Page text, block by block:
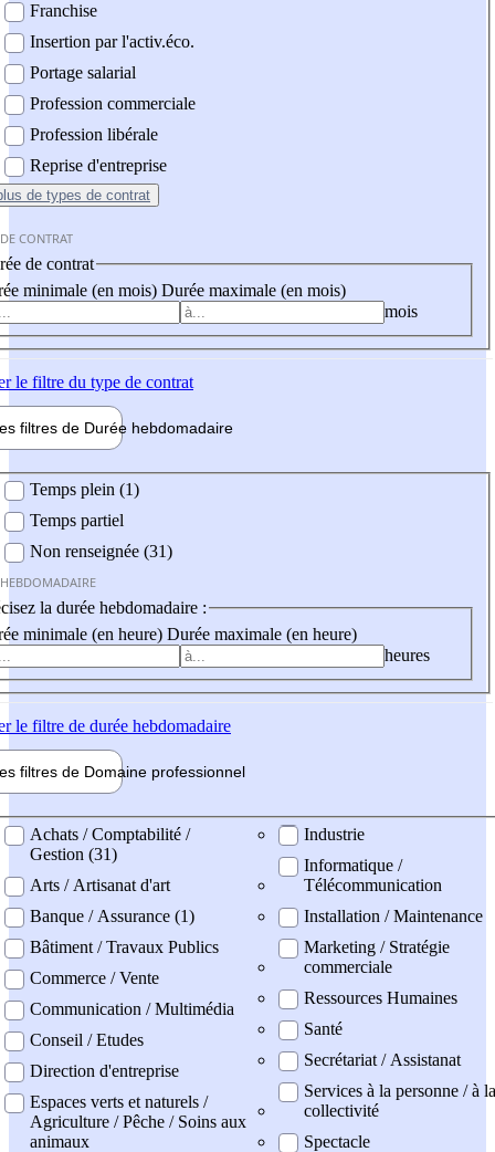
Franchise
Insertion par l'activ.éco.
Portage salarial
Profession commerciale
Profession libérale
Reprise d'entreprise
de types de contrat
CONTRAT
de contrat
minimale (en mois) Durée maximale (en mois)
mois
le filtre du type de contrat
filtres de Durée hebdomadaire
Temps plein (1)
Temps partiel
Non renseignée (31)
la durée hebdomadaire :
minimale (en heure) Durée maximale (en heure)
heures
le filtre de durée hebdomadaire
filtres de Domaine professionnel
professionel
Achats / Comptabilité /
Gestion (31)
Arts / Artisanat d'art
Banque / Assurance (1)
Bâtiment / Travaux Publics
Commerce / Vente
Communication / Multimédia
Conseil / Etudes
Direction d'entreprise
Espaces verts et naturels /
Agriculture / Pêche / Soins aux
animaux
Industrie
Informatique /
Télécommunication
Installation / Maintenance
Marketing / Stratégie
commerciale
Ressources Humaines
Santé
Secrétariat / Assistanat
Services à la personne / à la
collectivité
Spectacle